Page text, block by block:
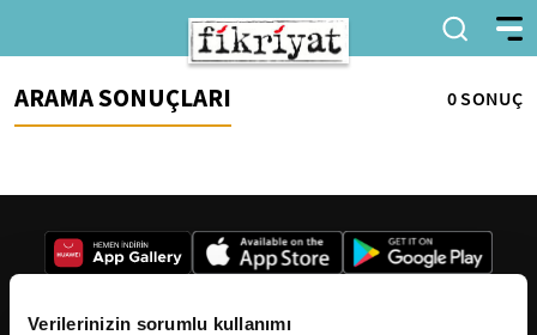
Verilerinizin sorumlu kullanımı
ARAMA SONUÇLARI 0 SONUÇ